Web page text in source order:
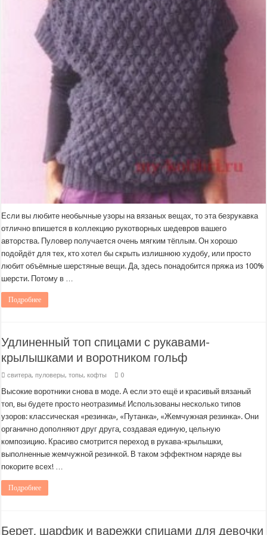
Если вы любите необычные узоры на вязаных вещах, то эта безрукавка
отлично впишется в коллекцию рукотворных шедевров вашего
авторства. Пуловер получается очень мягким тёплым. Он хорошо
подойдёт для тех, кто хотел бы скрыть излишнюю худобу, или просто
любит объёмные шерстяные вещи. Да, здесь понадобится пряжа из 100%
шерсти. Потому в …
Подробнее
Удлиненный топ спицами с рукавами-
крылышками и воротником гольф
свитера, пуловеры, топы, кофты 0
Высокие воротники снова в моде. А если это ещё и красивый вязаный
топ, вы будете просто неотразимы! Использованы несколько типов
узоров: классическая «резинка», «Путанка», «Жемчужная резинка». Они
органично дополняют друг друга, создавая единую, цельную
композицию. Красиво смотрится переход в рукава-крылышки,
выполненные жемчужной резинкой. В таком эффектном наряде вы
покорите всех! …
Подробнее
Берет, шарфик и варежки спицами для девочки